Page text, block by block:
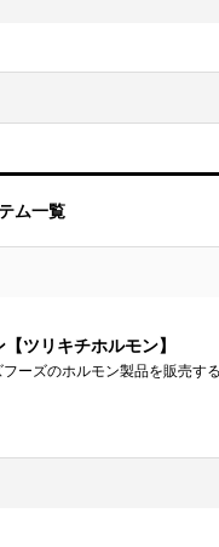
ム一覧
ツリキチホルモン】
ーズのホルモン製品を販売す